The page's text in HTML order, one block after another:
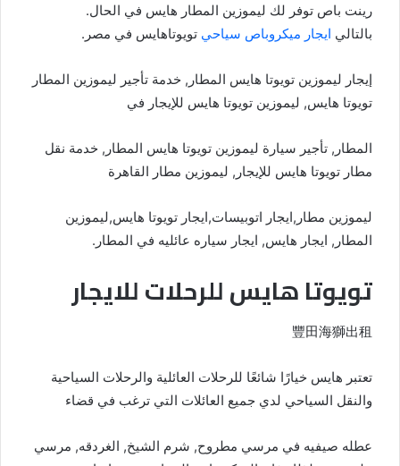
رينت باص توفر لك ليموزين المطار هايس في الحال.
بالتالي ايجار ميكروباص سياحي تويوتاهايس في مصر.
إيجار ليموزين تويوتا هايس المطار, خدمة تأجير ليموزين المطار
تويوتا هايس, ليموزين تويوتا هايس للإيجار في
المطار, تأجير سيارة ليموزين تويوتا هايس المطار, خدمة نقل
مطار تويوتا هايس للإيجار, ليموزين مطار القاهرة
ليموزين مطار,ايجار اتوبيسات,ايجار تويوتا هايس,ليموزين
المطار, ايجار هايس, ايجار سياره عائليه في المطار.
تويوتا هايس للرحلات للايجار
豐田海獅出租
تعتبر هايس خيارًا شائعًا للرحلات العائلية والرحلات السياحية
والنقل السياحي لدي جميع العائلات التي ترغب في قضاء
عطله صيفيه في مرسي مطروح, شرم الشيخ, الغردقه, مرسي